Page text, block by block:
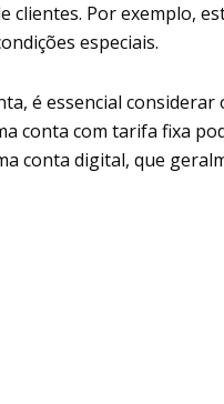
clientes. Por exemplo,
especiais.
é essencial
conta com tarifa fixa
conta digital, que